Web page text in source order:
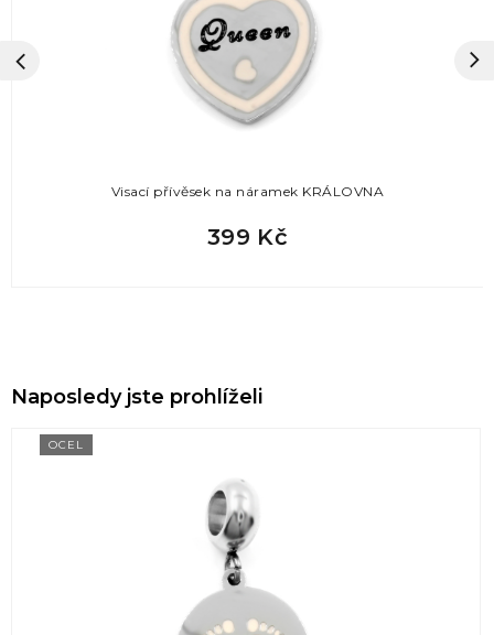
Visací přívěsek na náramek KRÁLOVNA
399 Kč
Naposledy jste prohlíželi
OCEL